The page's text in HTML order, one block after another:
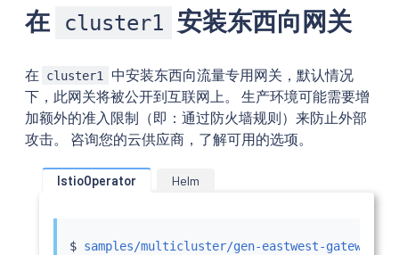
在 cluster1 安装东西向网关
在 cluster1
中安装东西向流量专用网关，默认情况
下，此网关将被公开到互联网上。 生产环境可能需要增
加额外的准入限制（即：通过防火墙规则）来防止外部
攻击。 咨询您的云供应商，了解可用的选项。
IstioOperator Helm
$ samples/multicluster/gen-eastwest-gateway.sh